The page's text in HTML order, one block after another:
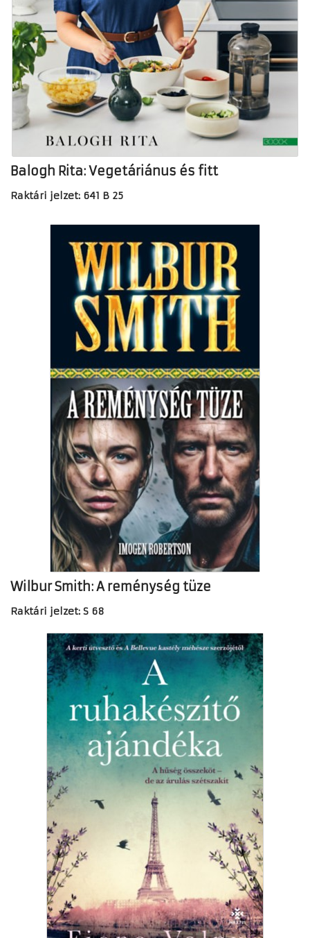
Balogh Rita: Vegetáriánus és fitt
Raktári jelzet: 641 B 25
Wilbur Smith: A reménység tüze
Raktári jelzet: S 68